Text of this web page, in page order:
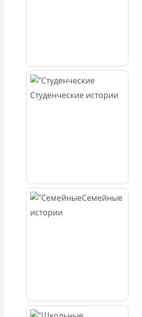
Студенческие истории
Семейные
истории